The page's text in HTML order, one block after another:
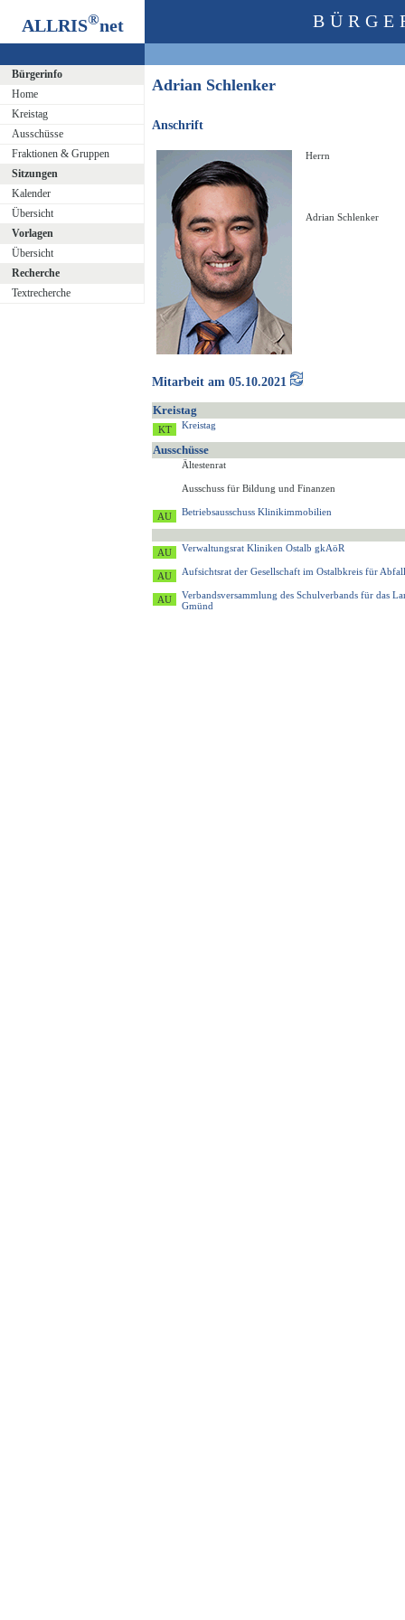
ALLRIS®net
Bürgerinfo
Home
Kreistag
Ausschüsse
Fraktionen & Gruppen
Sitzungen
Kalender
Übersicht
Vorlagen
Übersicht
Recherche
Textrecherche
Adrian Schlenker
Anschrift
Herrn
Adrian Schlenker
Mitarbeit am 05.10.2021
Kreistag
Kreistag
Ausschüsse
Ältestenrat
Ausschuss für Bildung und Finanzen
Betriebsausschuss Klinikimmobilien
Verwaltungsrat Kliniken Ostalb gkAöR
Aufsichtsrat der Gesellschaft im Ostalbkreis für
Verbandsversammlung des Schulverbands für das
Gmünd